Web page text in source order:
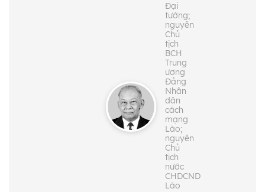
Đại
tướng;
nguyên
Chủ
tịch
BCH
Trung
ương
Đảng
Nhân
dân
cách
mạng
Lào;
nguyên
Chủ
tịch
nước
CHDCND
Lào